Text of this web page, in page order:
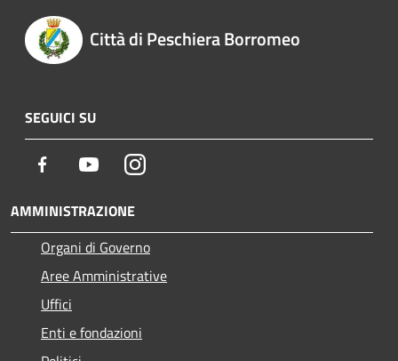
Città di Peschiera Borromeo
SEGUICI SU
Facebook YoutubeInstagram
AMMINISTRAZIONE
Organi di Governo
Aree Amministrative
Uffici
Enti e fondazioni